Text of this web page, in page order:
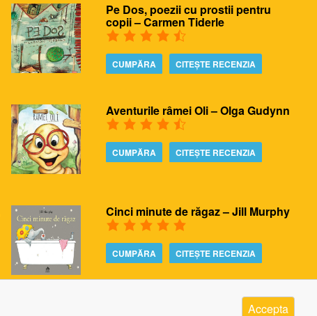
Pe Dos, poezii cu prostii pentru
copii – Carmen Tiderle
CUMPĂRA CITEȘTE RECENZIA
Aventurile râmei Oli – Olga Gudynn
CUMPĂRA CITEȘTE RECENZIA
Cinci minute de răgaz – Jill Murphy
CUMPĂRA CITEȘTE RECENZIA
Accepta